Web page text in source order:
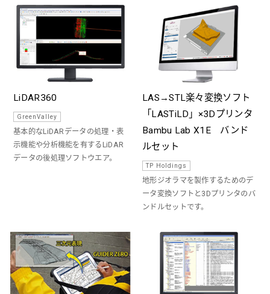
LiDAR360
GreenValley
基本的なLiDARデータの処理・表
示機能や分析機能を有するLiDAR
データの後処理ソフトウエア。
LAS→STL楽々変換ソフト
「LASTiLD」×3Dプリンタ
Bambu Lab X1E バンド
ルセット
TP Holdings
地形ジオラマを製作するためのデ
ータ変換ソフトと3Dプリンタのバ
ンドルセットです。